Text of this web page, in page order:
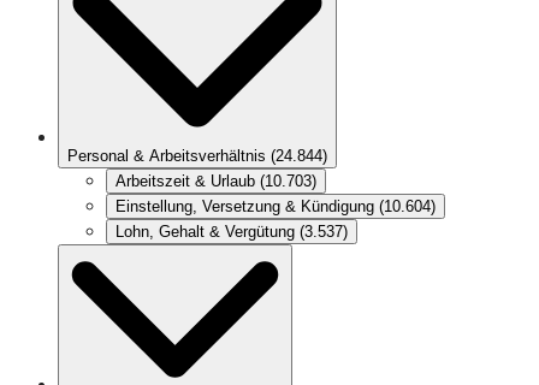
Personal & Arbeitsverhältnis (24.844)
Arbeitszeit & Urlaub (10.703)
Einstellung, Versetzung & Kündigung (10.604)
Lohn, Gehalt & Vergütung (3.537)